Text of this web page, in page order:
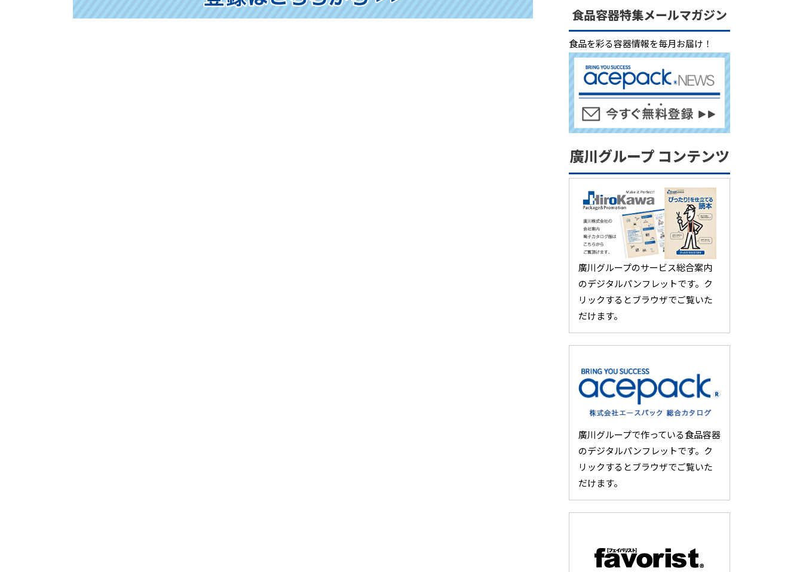
食品容器特集メールマガジン
食品を彩る容器情報を毎月お届け！
廣川グループ コンテンツ
廣川グループのサービス総合案内
のデジタルパンフレットです。ク
リックするとブラウザでご覧いた
だけます。
廣川グループで作っている食品容器
のデジタルパンフレットです。ク
リックするとブラウザでご覧いた
だけます。